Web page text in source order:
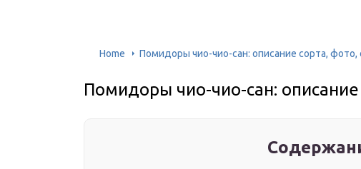
Home Помидоры чио-чио-сан: описание сорта,
Помидоры чио-чио-сан: